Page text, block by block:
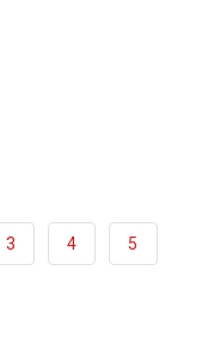
HALAMAN
3 HALAMAN
4 5